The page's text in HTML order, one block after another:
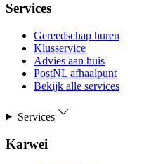
Services
Gereedschap huren
Klusservice
Advies aan huis
PostNL afhaalpunt
Bekijk alle services
Services
Karwei